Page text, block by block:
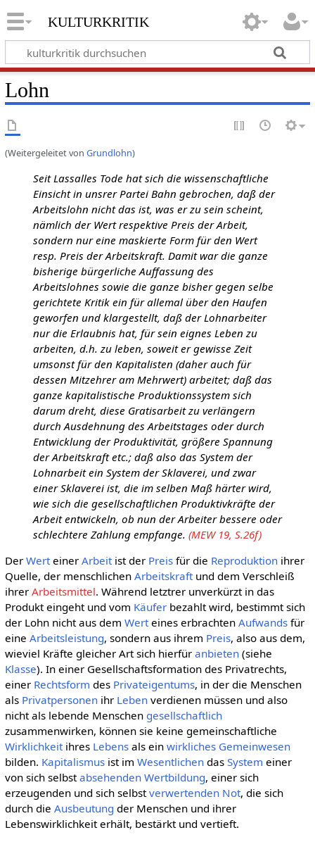
kulturkritik
Lohn
(Weitergeleitet von Grundlohn)
Seit Lassalles Tode hat sich die wissenschaftliche
Einsicht in unsrer Partei Bahn gebrochen, daß der
Arbeitslohn nicht das ist, was er zu sein scheint,
nämlich der Wert respektive Preis der Arbeit,
sondern nur eine maskierte Form für den Wert
resp. Preis der Arbeitskraft. Damit war die ganze
bisherige bürgerliche Auffassung des
Arbeitslohnes sowie die ganze bisher gegen selbe
gerichtete Kritik ein für allemal über den Haufen
geworfen und klargestellt, daß der Lohnarbeiter
nur die Erlaubnis hat, für sein eignes Leben zu
arbeiten, d.h. zu leben, soweit er gewisse Zeit
umsonst für den Kapitalisten (daher auch für
dessen Mitzehrer am Mehrwert) arbeitet; daß das
ganze kapitalistische Produktionssystem sich
darum dreht, diese Gratisarbeit zu verlängern
durch Ausdehnung des Arbeitstages oder durch
Entwicklung der Produktivität, größere Spannung
der Arbeitskraft etc.; daß also das System der
Lohnarbeit ein System der Sklaverei, und zwar
einer Sklaverei ist, die im selben Maß härter wird,
wie sich die gesellschaftlichen Produktivkräfte der
Arbeit entwickeln, ob nun der Arbeiter bessere oder
schlechtere Zahlung empfange. (MEW 19, S.26f)
Der Werteiner Arbeitist der Preisfür die Reproduktionihrer
Quelle, der menschlichen Arbeitskraftund dem Verschleiß
ihrer Arbeitsmittel. Während letztrer unverkürzt in das
Produkt eingeht und vom Käuferbezahlt wird, bestimmt sich
der Lohn nicht aus dem Werteines erbrachten Aufwandsfür
eine Arbeitsleistung, sondern aus ihrem Preis, also aus dem,
wieviel Kräfte gleicher Art sich hierfür anbieten(siehe
Klasse). In einer Gesellschaftsformation des Privatrechts,
einer Rechtsform des Privateigentums, in der die Menschen
als Privatpersonenihr Lebenverdienen müssen und also
nicht als lebende Menschen gesellschaftlich
zusammenwirken, können sie keine gemeinschaftliche
Wirklichkeitihres Lebensals ein wirkliches Gemeinwesen
bilden. Kapitalismusist im Wesentlichendas System einer
von sich selbstabsehenden Wertbildung, einer sich
erzeugenden und sich selbstverwertenden Not, die sich
durch die Ausbeutung der Menschen und ihrer
Lebenswirklichkeit erhält, bestärkt und vertieft.